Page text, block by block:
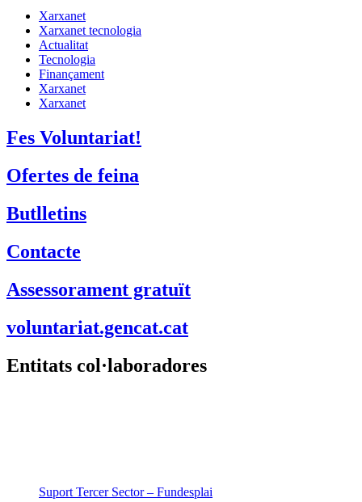
Xarxanet
Xarxanet tecnologia
Actualitat
Tecnologia
Finançament
Xarxanet
Xarxanet
Fes Voluntariat!
Ofertes de feina
Butlletins
Contacte
Assessorament gratuït
voluntariat.gencat.cat
Entitats col·laboradores
Suport Tercer Sector – Fundesplai